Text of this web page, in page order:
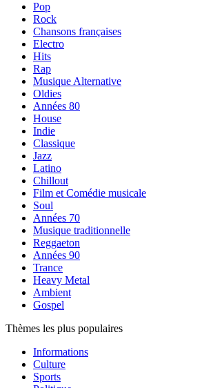
Pop
Rock
Chansons françaises
Electro
Hits
Rap
Musique Alternative
Oldies
Années 80
House
Indie
Classique
Jazz
Latino
Chillout
Film et Comédie musicale
Soul
Années 70
Musique traditionnelle
Reggaeton
Années 90
Trance
Heavy Metal
Ambient
Gospel
Thèmes les plus populaires
Informations
Culture
Sports